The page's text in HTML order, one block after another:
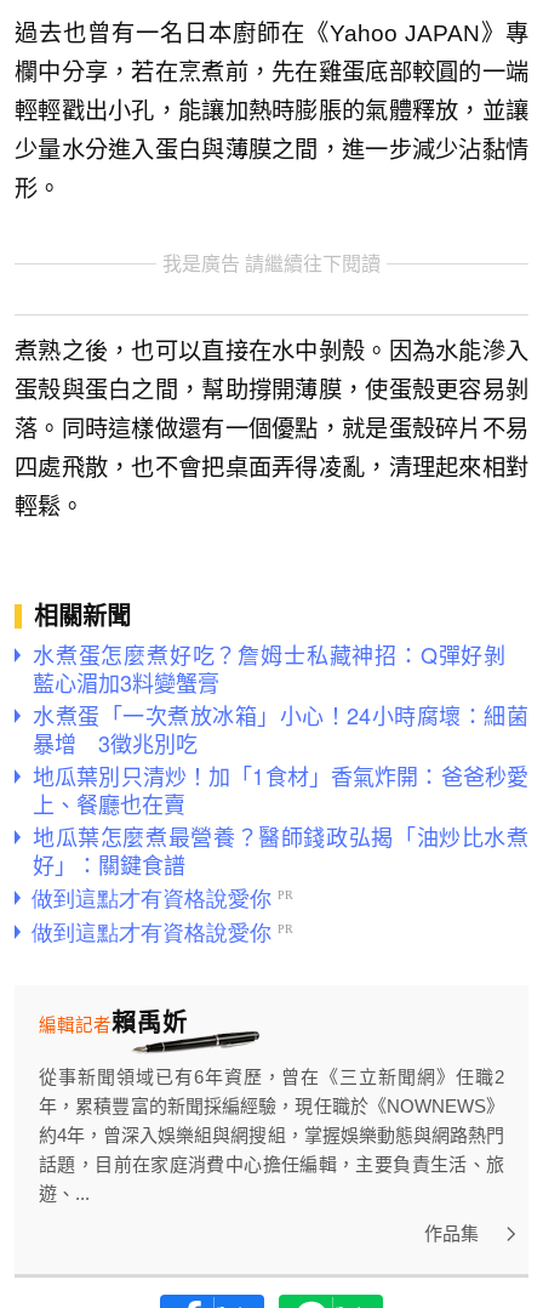
過去也曾有一名日本廚師在《Yahoo JAPAN》專
欄中分享，若在烹煮前，先在雞蛋底部較圓的一端
輕輕戳出小孔，能讓加熱時膨脹的氣體釋放，並讓
少量水分進入蛋白與薄膜之間，進一步減少沾黏情
形。
我是廣告 請繼續往下閱讀
煮熟之後，也可以直接在水中剝殼。因為水能滲入
蛋殼與蛋白之間，幫助撐開薄膜，使蛋殼更容易剝
落。同時這樣做還有一個優點，就是蛋殼碎片不易
四處飛散，也不會把桌面弄得凌亂，清理起來相對
輕鬆。
相關新聞
水煮蛋怎麼煮好吃？詹姆士私藏神招：Q彈好剝
藍心湄加3料變蟹膏
水煮蛋「一次煮放冰箱」小心！24小時腐壞：細菌
暴增 3徵兆別吃
地瓜葉別只清炒！加「1食材」香氣炸開：爸爸秒愛
上、餐廳也在賣
地瓜葉怎麼煮最營養？醫師錢政弘揭「油炒比水煮
好」：關鍵食譜
賴禹妡
編輯記者
從事新聞領域已有6年資歷，曾在《三立新聞網》任職2
年，累積豐富的新聞採編經驗，現任職於《NOWNEWS》
約4年，曾深入娛樂組與網搜組，掌握娛樂動態與網路熱門
話題，目前在家庭消費中心擔任編輯，主要負責生活、旅
遊、...
作品集